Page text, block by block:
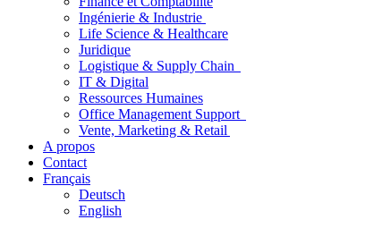
Ingénierie & Industrie
Life Science & Healthcare
Juridique
Logistique & Supply Chain
IT & Digital
Ressources Humaines
Office Management Support
Vente, Marketing & Retail
A propos
Contact
Français
Deutsch
English